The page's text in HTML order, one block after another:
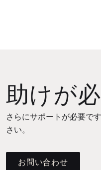
助けが
さらにサポートが必要で
さい。
お問い合わせ